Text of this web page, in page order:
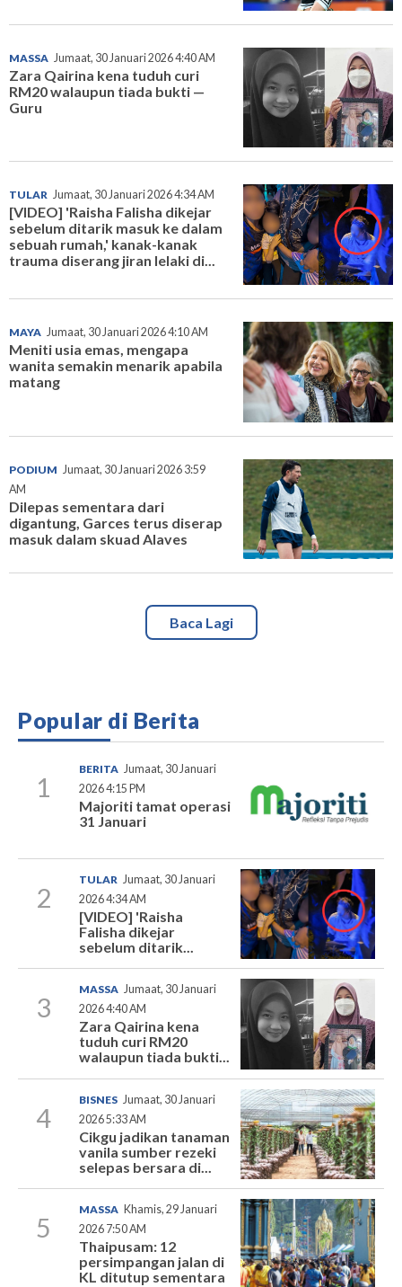
MASSA Jumaat, 30 Januari 2026 4:40 AM
Zara Qairina kena tuduh curi
RM20 walaupun tiada bukti —
Guru
TULAR Jumaat, 30 Januari 2026 4:34 AM
[VIDEO] 'Raisha Falisha dikejar
sebelum ditarik masuk ke dalam
sebuah rumah,' kanak-kanak
trauma diserang jiran lelaki di...
MAYA Jumaat, 30 Januari 2026 4:10 AM
Meniti usia emas, mengapa
wanita semakin menarik apabila
matang
PODIUM Jumaat, 30 Januari 2026 3:59
AM
Dilepas sementara dari
digantung, Garces terus diserap
masuk dalam skuad Alaves
Baca Lagi
Popular di Berita
1
BERITA Jumaat, 30 Januari
2026 4:15 PM
Majoriti tamat operasi
31 Januari
2
TULAR Jumaat, 30 Januari
2026 4:34 AM
[VIDEO] 'Raisha
Falisha dikejar
sebelum ditarik...
3
MASSA Jumaat, 30 Januari
2026 4:40 AM
Zara Qairina kena
tuduh curi RM20
walaupun tiada bukti...
4
BISNES Jumaat, 30 Januari
2026 5:33 AM
Cikgu jadikan tanaman
vanila sumber rezeki
selepas bersara di...
5
MASSA Khamis, 29 Januari
2026 7:50 AM
Thaipusam: 12
persimpangan jalan di
KL ditutup sementara